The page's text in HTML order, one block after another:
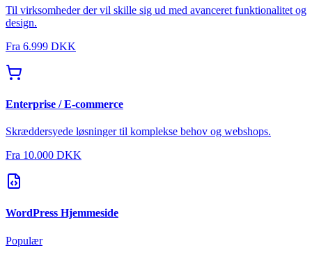
Til virksomheder der vil skille sig ud med avanceret funktionalitet og
design.
Fra 6.999 DKK
Enterprise / E-commerce
Skræddersyede løsninger til komplekse behov og webshops.
Fra 10.000 DKK
WordPress Hjemmeside
Populær